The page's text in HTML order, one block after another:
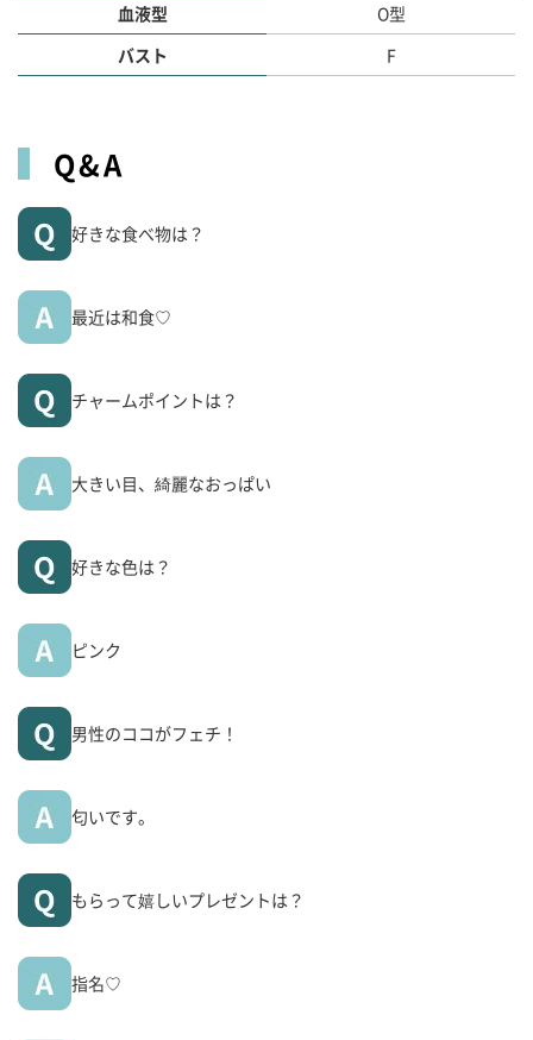
血液型
O型
バスト
F
Q&A
好きな食べ物は？
最近は和食♡
チャームポイントは？
大きい目、綺麗なおっぱい
好きな色は？
ピンク
男性のココがフェチ！
匂いです。
もらって嬉しいプレゼントは？
指名♡